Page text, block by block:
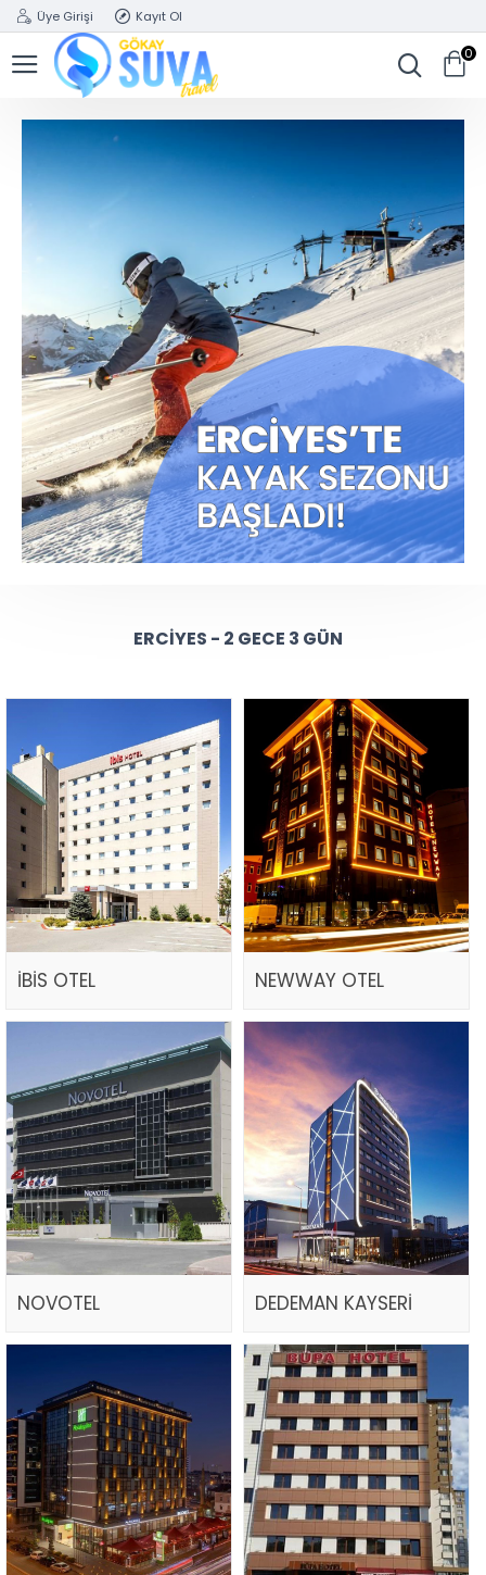
Üye Girişi Kayıt Ol
0
ERCIYES - 2 GECE 3 GÜN
İBİS OTEL NEWWAY OTEL
NOVOTEL DEDEMAN KAYSERİ